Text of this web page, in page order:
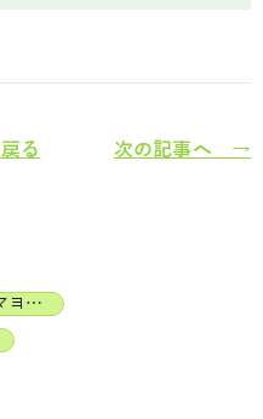
る 次の記事へ →
JAHA認定ベビーヨガ＆ママヨガインストラクター